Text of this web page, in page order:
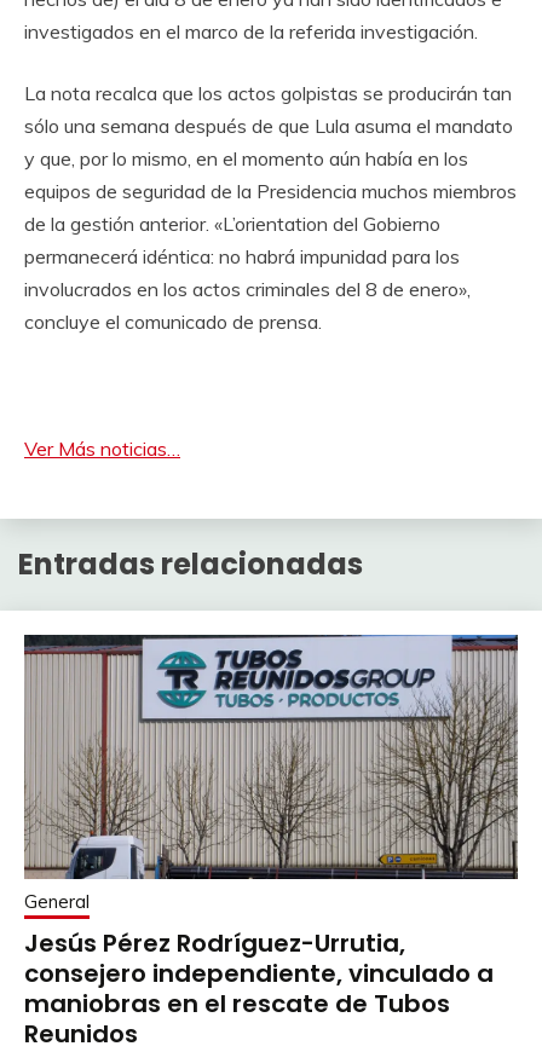
investigados en el marco de la referida investigación.
La nota recalca que los actos golpistas se producirán tan
sólo una semana después de que Lula asuma el mandato
y que, por lo mismo, en el momento aún había en los
equipos de seguridad de la Presidencia muchos miembros
de la gestión anterior. «L’orientation del Gobierno
permanecerá idéntica: no habrá impunidad para los
involucrados en los actos criminales del 8 de enero»,
concluye el comunicado de prensa.
Ver Más noticias…
Entradas relacionadas
General
Jesús Pérez Rodríguez-Urrutia,
consejero independiente, vinculado a
maniobras en el rescate de Tubos
Reunidos